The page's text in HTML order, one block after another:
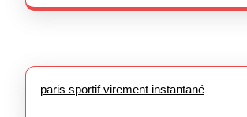
paris sportif virement instantané